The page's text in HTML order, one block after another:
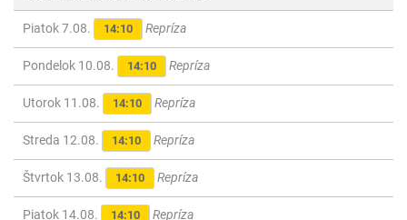
Piatok 7.08. 14:10 Repríza
Pondelok 10.08. 14:10 Repríza
Utorok 11.08. 14:10 Repríza
Streda 12.08. 14:10 Repríza
Štvrtok 13.08. 14:10 Repríza
Piatok 14.08. 14:10 Repríza